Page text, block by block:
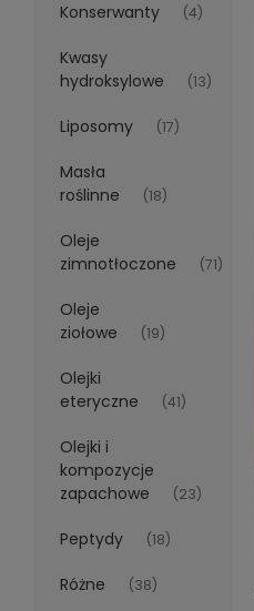
Konserwanty (4)
Kwasy
hydroksylowe
(13)
Liposomy (17)
Masła
roślinne
(18)
Oleje
zimnotłoczone
(71)
Oleje
ziołowe
(19)
Olejki
eteryczne
(41)
Olejki i
kompozycje
zapachowe
(23)
Peptydy (18)
Różne (38)